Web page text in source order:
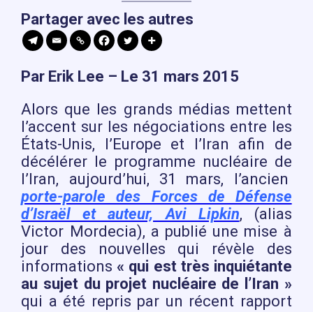
Partager avec les autres
Par Erik Lee – Le 31 mars 2015
Alors que les grands médias mettent
l’accent sur les négociations entre les
États-Unis, l’Europe et l’Iran afin de
décélérer le programme nucléaire de
l’Iran, aujourd’hui, 31 mars, l’ancien
porte-parole des Forces de Défense
d’Israël et auteur, Avi Lipkin, (alias
Victor Mordecia), a publié une mise à
jour des nouvelles qui révèle des
informations « qui est très inquiétante
au sujet du projet nucléaire de l’Iran »
qui a été repris par un récent rapport